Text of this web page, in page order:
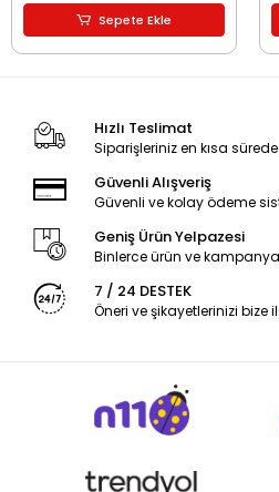
Sepete Ekle
Hızlı Teslimat
Siparişleriniz en kısa
Güvenli Alışveriş
Güvenli ve kolay ödeme
Geniş Ürün Yelpazesi
Binlerce ürün ve
7 / 24 DESTEK
Öneri ve şikayetlerinizi bize